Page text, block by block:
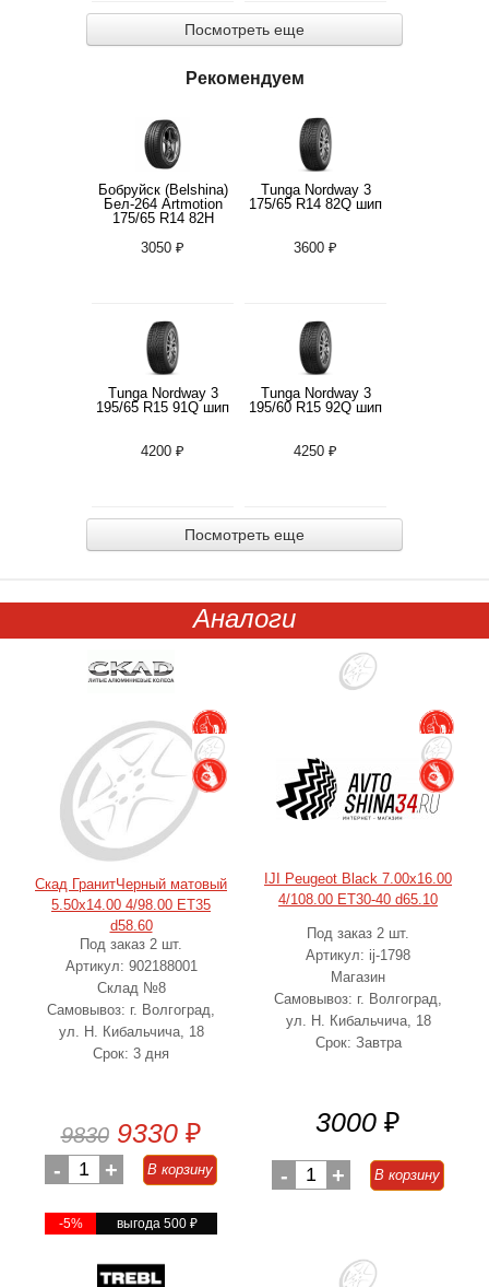
Посмотреть еще
Рекомендуем
Бобруйск (Belshina)
Бел-264 Artmotion
175/65 R14 82H
3050 ₽
Tunga Nordway 3
175/65 R14 82Q шип
3600 ₽
Tunga Nordway 3
195/65 R15 91Q шип
4200 ₽
Tunga Nordway 3
195/60 R15 92Q шип
4250 ₽
Посмотреть еще
Аналоги
Скад ГранитЧерный матовый
5.50x14.00 4/98.00 ET35
d58.60
Под заказ 2 шт.
Артикул: 902188001
Склад №8
Самовывоз: г. Волгоград,
ул. Н. Кибальчича, 18
Срок: 3 дня
9830 9330 ₽
- 1 + В корзину
-5% выгода 500 ₽
IJI Peugeot Black 7.00x16.00
4/108.00 ET30-40 d65.10
Под заказ 2 шт.
Артикул: ij-1798
Магазин
Самовывоз: г. Волгоград,
ул. Н. Кибальчича, 18
Срок: Завтра
3000 ₽
- 1 + В корзину